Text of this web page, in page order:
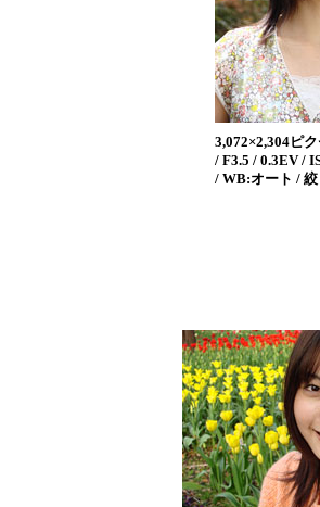
3,072×2,304ピ
/ F3.5 / 0.3EV /
/ WB:オート /